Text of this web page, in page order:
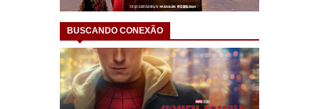
BUSCANDO CONEXÃO